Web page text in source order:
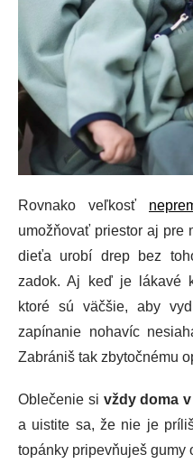
Rovnako veľkosť
umožňovať priestor aj pre
dieťa urobí drep bez
zadok. Aj keď je lákavé
ktoré sú väčšie, aby
zapínanie nohavíc
Zabrániš tak zbytočnému
Oblečenie si vždy doma
a uistite sa, že nie je
topánky pripevňuješ gumy